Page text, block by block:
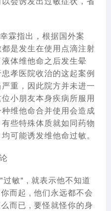
指出，根据国外案
是发生在使用点滴注射
体维他命之后发生晕
孝医院收治的这起案例
重，因此院方并未进一
小朋友本身疾病所服用
维他命合并使用会造成
些特殊体质就如同药物
可能诱发维他命过敏。
敏" , 就表示他不知道
而起 , 他们永远都不会
而已 , 要怪就怪你的身